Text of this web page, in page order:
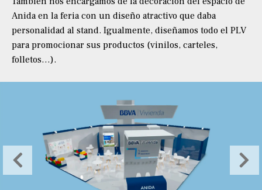
Anida en la feria con un diseño atractivo que daba
personalidad al stand. Igualmente, diseñamos todo el PLV
para promocionar sus productos (vinilos, carteles,
folletos…).